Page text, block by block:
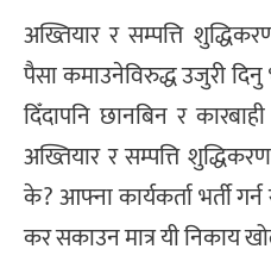
अख्तियार र सम्पत्ति
पैसा कमाउनेविरुद्ध उजुरी
दिँदापनि छानबिन र
अख्तियार र सम्पत्ति
के? आफ्ना कार्यकर्ता भर्ती
कर सकाउन मात्र यी निकाय